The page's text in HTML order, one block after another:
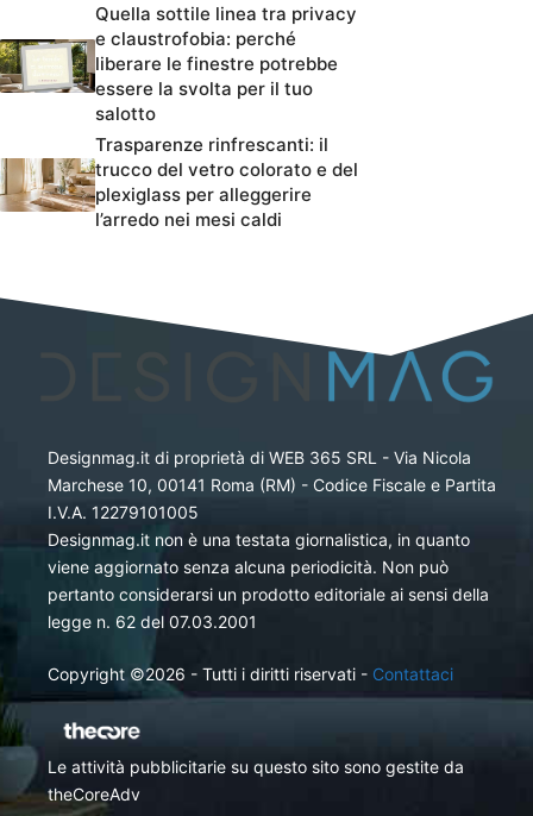
Quella sottile linea tra privacy
e claustrofobia: perché
liberare le finestre potrebbe
essere la svolta per il tuo
salotto
Trasparenze rinfrescanti: il
trucco del vetro colorato e del
plexiglass per alleggerire
l’arredo nei mesi caldi
Designmag.it di proprietà di WEB 365 SRL - Via Nicola
Marchese 10, 00141 Roma (RM) - Codice Fiscale e Partita
I.V.A. 12279101005
Designmag.it non è una testata giornalistica, in quanto
viene aggiornato senza alcuna periodicità. Non può
pertanto considerarsi un prodotto editoriale ai sensi della
legge n. 62 del 07.03.2001
Copyright ©2026 - Tutti i diritti riservati - Contattaci
Le attività pubblicitarie su questo sito sono gestite da
theCoreAdv